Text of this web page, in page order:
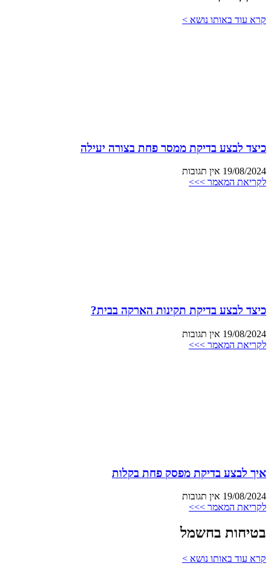
קרא עוד באותו נושא >
כיצד לבצע בדיקת ממסר פחת בצורה יעילה
19/08/2024 אין תגובות
לקריאת המאמר >>>
כיצד לבצע בדיקת תקינות הארקה בבית?
19/08/2024 אין תגובות
לקריאת המאמר >>>
איך לבצע בדיקת מפסק פחת בקלות
19/08/2024 אין תגובות
לקריאת המאמר >>>
בטיחות בחשמל
קרא עוד באותו נושא >